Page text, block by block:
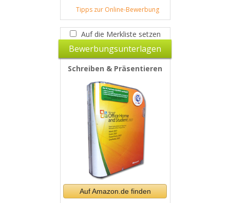
Tipps zur Online-Bewerbung
Auf die Merkliste setzen
Bewerbungsunterlagen
Schreiben & Präsentieren
Auf Amazon.de finden